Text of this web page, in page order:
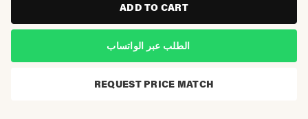
ADD TO CART
الطلب عبر الواتساب
REQUEST PRICE MATCH